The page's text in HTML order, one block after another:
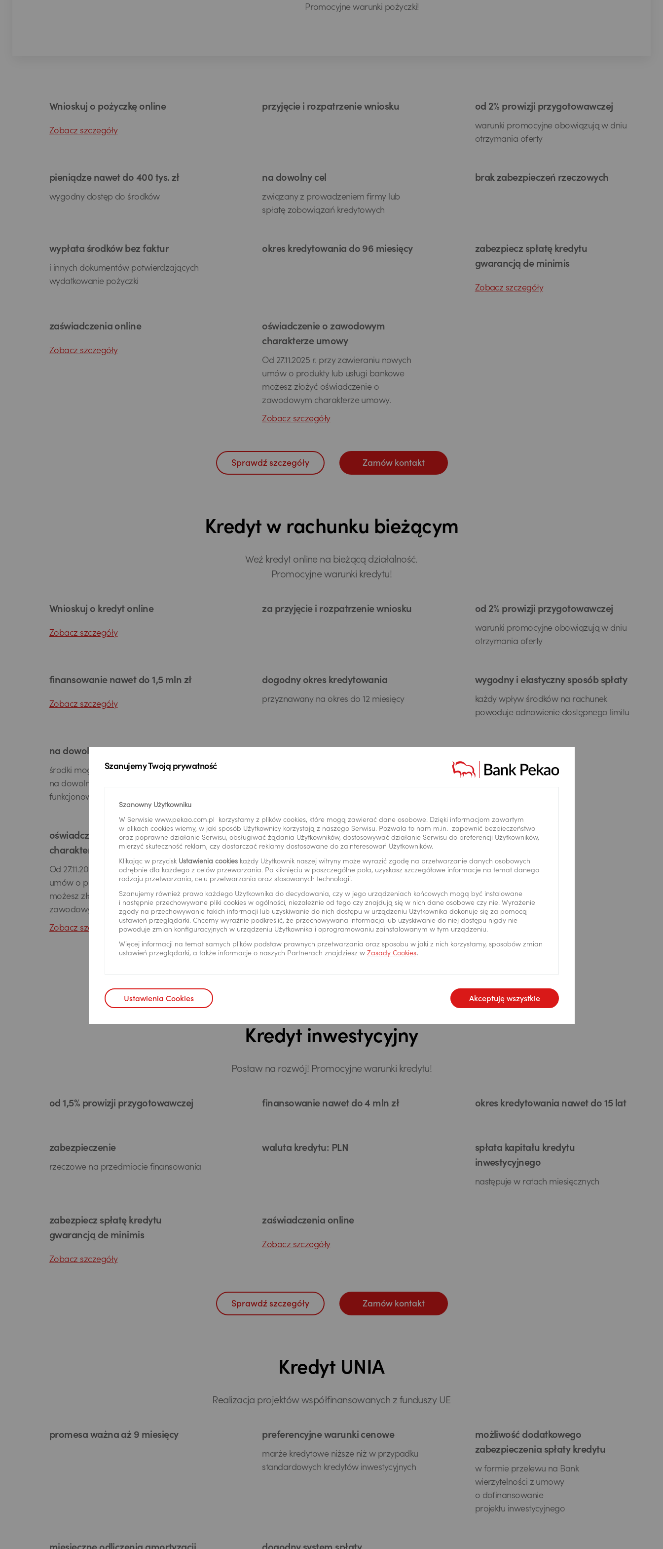
Promocyjne warunki pożyczki!
Wnioskuj o pożyczkę online
Zobacz szczegóły
przyjęcie i rozpatrzenie wniosku od 2% prowizji przygotowawczej
warunki promocyjne obowiązują w dniu
otrzymania oferty
pieniądze nawet do 400 tys. zł
wygodny dostęp do środków
na dowolny cel
związany z prowadzeniem firmy lub
spłatę zobowiązań kredytowych
brak zabezpieczeń rzeczowych
wypłata środków bez faktur
i innych dokumentów potwierdzających
wydatkowanie pożyczki
okres kredytowania do 96 miesięcy
zabezpiecz spłatę kredytu
gwarancją de minimis
Zobacz szczegóły
zaświadczenia online
Zobacz szczegóły
oświadczenie o zawodowym
charakterze umowy
Od 27.11.2025 r. przy zawieraniu nowych
umów o produkty lub usługi bankowe
możesz złożyć oświadczenie o
zawodowym charakterze umowy.
Zobacz szczegóły
Sprawdź szczegóły Zamów kontakt
Kredyt w rachunku bieżącym
Weź kredyt online na bieżącą działalność.
Promocyjne warunki kredytu!
Wnioskuj o kredyt online
Zobacz szczegóły
za przyjęcie i rozpatrzenie wniosku od 2% prowizji przygotowawczej
warunki promocyjne obowiązują w dniu
otrzymania oferty
finansowanie nawet do 1,5 mln zł
Zobacz szczegóły
dogodny okres kredytowania
przyznawany na okres do 12 miesięcy
wygodny i elastyczny sposób spłaty
każdy wpływ środków na rachunek
powoduje odnowienie dostępnego limitu
na dowolny cel
środki mogą być przeznaczone
na dowolny cel związany z codziennym
funkcjonowaniem firmy
Zobacz szczegóły
oświadczenie o zawodowym
charakterze umowy
Od 27.11.2025 r. przy zawieraniu nowych
umów o produkty lub usługi bankowe
możesz złożyć oświadczenie o
zawodowym charakterze umowy.
Zobacz szczegóły
Kredyt inwestycyjny
Postaw na rozwój! Promocyjne warunki kredytu!
od 1,5% prowizji przygotowawczej finansowanie nawet do 4 mln zł okres kredytowania nawet do 15 lat
zabezpieczenie
rzeczowe na przedmiocie finansowania
waluta kredytu: PLN
spłata kapitału kredytu
inwestycyjnego
następuje w ratach miesięcznych
zabezpiecz spłatę kredytu
gwarancją de minimis
Zobacz szczegóły
zaświadczenia online
Zobacz szczegóły
Sprawdź szczegóły Zamów kontakt
Kredyt UNIA
Realizacja projektów współfinansowanych z funduszy UE
promesa ważna aż 9 miesięcy preferencyjne warunki cenowe
marże kredytowe niższe niż w przypadku
standardowych kredytów inwestycyjnych
możliwość dodatkowego
zabezpieczenia spłaty kredytu
w formie przelewu na Bank
wierzytelności z umowy
o dofinansowanie
projektu inwestycyjnego
Szanujemy Twoją prywatność
Szanowny Użytkowniku
W Serwisie www.pekao.com.pl korzystamy z plików cookies, które mogą zawierać dane osobowe. Dzięki informacjom zawartym
w plikach cookies wiemy, w jaki sposób Użytkownicy korzystają z naszego Serwisu. Pozwala to nam m.in. zapewnić bezpieczeństwo
oraz poprawne działanie Serwisu, obsługiwać żądania Użytkowników, dostosowywać działanie Serwisu do preferencji Użytkowników,
mierzyć skuteczność reklam, czy dostarczać reklamy dostosowane do zainteresowań Użytkowników.
Klikając w przycisk Ustawienia cookies każdy Użytkownik naszej witryny może wyrazić zgodę na przetwarzanie danych osobowych
odrębnie dla każdego z celów przewarzania. Po kliknięciu w poszczególne pola, uzyskasz szczegółowe informacje na temat danego
rodzaju przetwarzania, celu przetwarzania oraz stosowanych technologii.
Szanujemy również prawo każdego Użytkownika do decydowania, czy w jego urządzeniach końcowych mogą być instalowane
i następnie przechowywane pliki cookies w ogólności, niezależnie od tego czy znajdują się w nich dane osobowe czy nie. Wyrażenie
zgody na przechowywanie takich informacji lub uzyskiwanie do nich dostępu w urządzeniu Użytkownika dokonuje się za pomocą
ustawień przeglądarki. Chcemy wyraźnie podkreślić, że przechowywana informacja lub uzyskiwanie do niej dostępu nigdy nie
powoduje zmian konfiguracyjnych w urządzeniu Użytkownika i oprogramowaniu zainstalowanym w tym urządzeniu.
Więcej informacji na temat samych plików podstaw prawnych przetwarzania oraz sposobu w jaki z nich korzystamy, sposobów zmian
ustawień przeglądarki, a także informacje o naszych Partnerach znajdziesz w Zasady Cookies.
Ustawienia Cookies Akceptuję wszystkie